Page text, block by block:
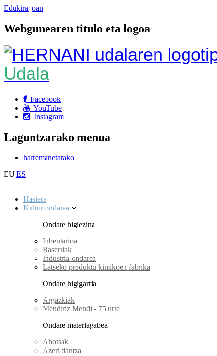
Edukira joan
Webgunearen titulo eta logoa
Udala
Facebook
YouTube
Instagram
Laguntzarako menua
harremanetarako
EU ES
Hasiera
Kultur ondarea
Ondare higiezina
Inbentarioa
Baserriak
Industria-ondarea
Latseko produktu kimikoen fabrika
Ondare higigarria
Argazkiak
Mendiriz Mendi - 75 urte
Ondare materiagabea
Ahotsak
Azeri dantza